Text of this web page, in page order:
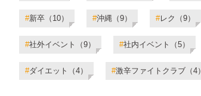
#新卒（10） #沖縄（9） #レク（9）
#社外イベント（9） #社内イベント（5）
#ダイエット（4） #激辛ファイトクラブ（4）